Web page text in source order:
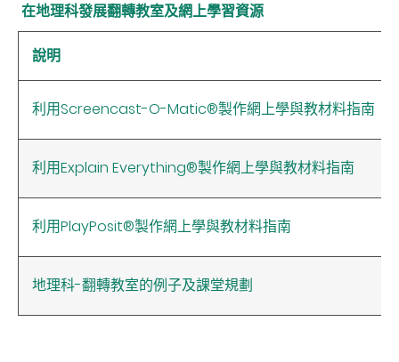
在地理科發展翻轉教室及網上學習資源
說明
利用Screencast-O-Matic®製作網上學與教材料指南
利用Explain Everything®製作網上學與教材料指南
利用PlayPosit®製作網上學與教材料指南
地理科-翻轉教室的例子及課堂規劃